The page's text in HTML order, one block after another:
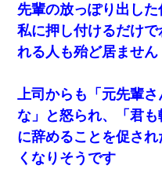
先輩の放っぽり出した
私に押し付けるだけ
れる人も殆ど居ません
上司からも「元先輩
な」と怒られ、「君
に辞めることを促さ
くなりそうです